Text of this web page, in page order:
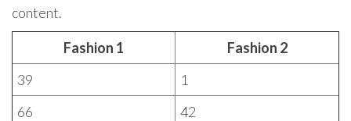
content.
Fashion 1
Fashion 2
39
1
66
42